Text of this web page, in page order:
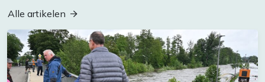
Alle artikelen